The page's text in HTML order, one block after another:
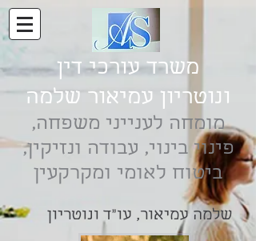
משרד עורכי דין
ונוטריון עמיאור שלמה
מומחה לענייני משפחה,
פינוי בינוי, עבודה ונזיקין,
ביטוח לאומי ומקרקעין
שלמה עמיאור, עו"ד ונוטריון